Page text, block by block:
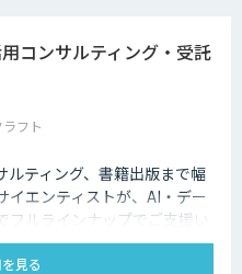
コンサルティング・受託
フト
ティング、書籍出版まで幅
イエンティストが、AI・デー
ルラインナップでご支援い
見る